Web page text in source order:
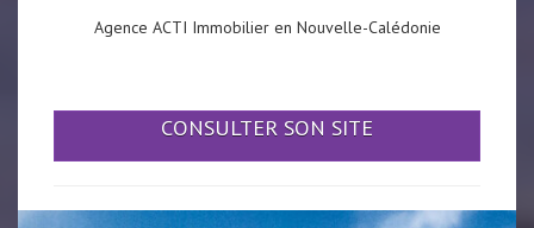
Agence ACTI Immobilier en Nouvelle-Calédonie
CONSULTER SON SITE